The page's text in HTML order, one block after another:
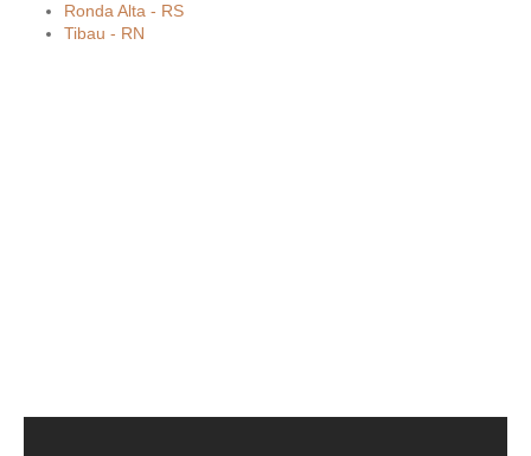
Ronda Alta - RS
Tibau - RN